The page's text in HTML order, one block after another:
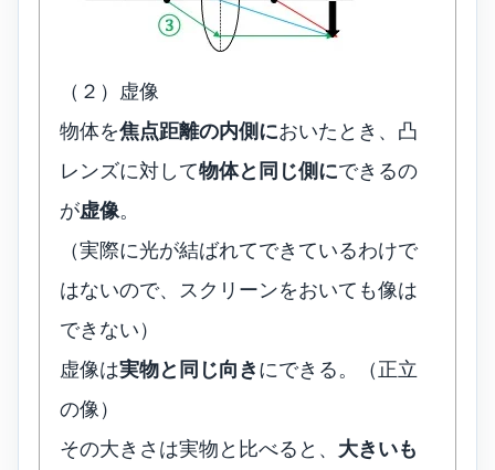
（２）虚像
物体を焦点距離の内側においたとき、凸
レンズに対して物体と同じ側にできるの
が虚像。
（実際に光が結ばれてできているわけで
はないので、スクリーンをおいても像は
できない）
虚像は実物と同じ向きにできる。（正立
の像）
その大きさは実物と比べると、 大きいも